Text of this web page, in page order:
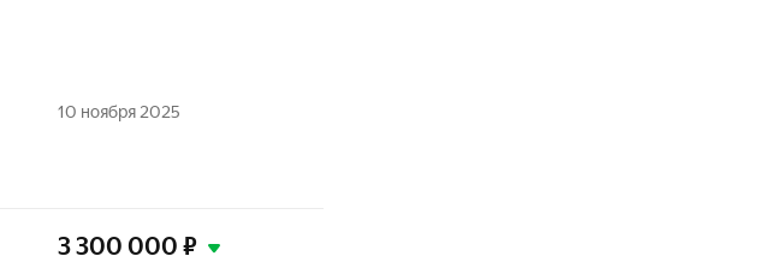
10 ноября 2025
3 300 000 ₽